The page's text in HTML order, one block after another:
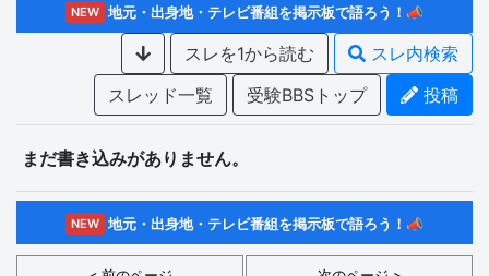
NEW 地元・出身地・テレビ番組を掲示板で語ろう！📣
スレを1から読む
スレ内検索
スレッド一覧
受験BBSトップ 投稿
まだ書き込みがありません。
NEW 地元・出身地・テレビ番組を掲示板で語ろう！📣